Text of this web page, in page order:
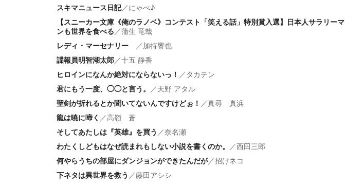
スキマニュース日記／にゃべ♪
【スニーカー文庫《俺のラノベ》コンテスト「笑える話」特別賞入選】日本人サラリーマ
ンも世界を食べる／蒲生 竜哉
レディ・マーセナリー
／加持響也
諜報員明智湖太郎／十五 静香
ヒロインになんか絶対にならないっ！ ／ タカテン
君にもう一度、◯◯と言う。 ／天野 アタル
聖剣が折れるとか聞いてないんですけどぉ！ ／真尋 真浜
龍は暁に啼く ／高嶺 蒼
そしてあたしは『英雄』を買う ／奈名瀬
わたくしどもはなぜ読まれもしない小説を書くのか。 ／西田三郎
何やらうちの部屋にダンジョンができたんだが／招けネコ
下ネタは異世界を救う ／藤田アシシ